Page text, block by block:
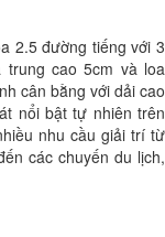
2.5 đường tiếng với 3
trung cao 5cm và loa
cân bằng với dải cao
nổi bật tự nhiên trên
nhu cầu giải trí từ
các chuyến du lịch,